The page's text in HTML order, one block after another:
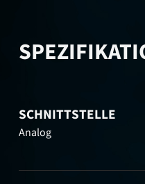
SCHNITTSTELLE
Analog